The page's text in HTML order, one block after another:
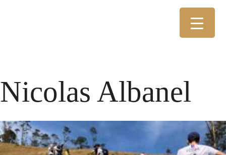
Nicolas Albanel